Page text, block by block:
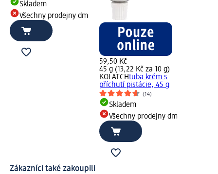
Skladem
Všechny prodejny dm
59,50 Kč
45 g (13,22 Kč za 10 g)
KOLATCHtuba krém s
příchutí pistácie, 45 g
(14)
Skladem
Všechny prodejny dm
Zákazníci také zakoupili